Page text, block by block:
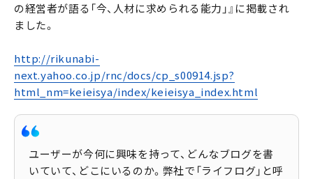
の経営者が語る「今、人材に求められる能力」』に掲載され
ました。
http://rikunabi-
next.yahoo.co.jp/rnc/docs/cp_s00914.jsp?
html_nm=keieisya/index/keieisya_index.html
ユーザーが今何に興味を持って、どんなブログを書
いていて、どこにいるのか。弊社で「ライフログ」と呼